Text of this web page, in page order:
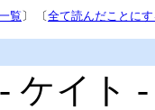
覧 〕 〔全て読んだことに
- ケイト